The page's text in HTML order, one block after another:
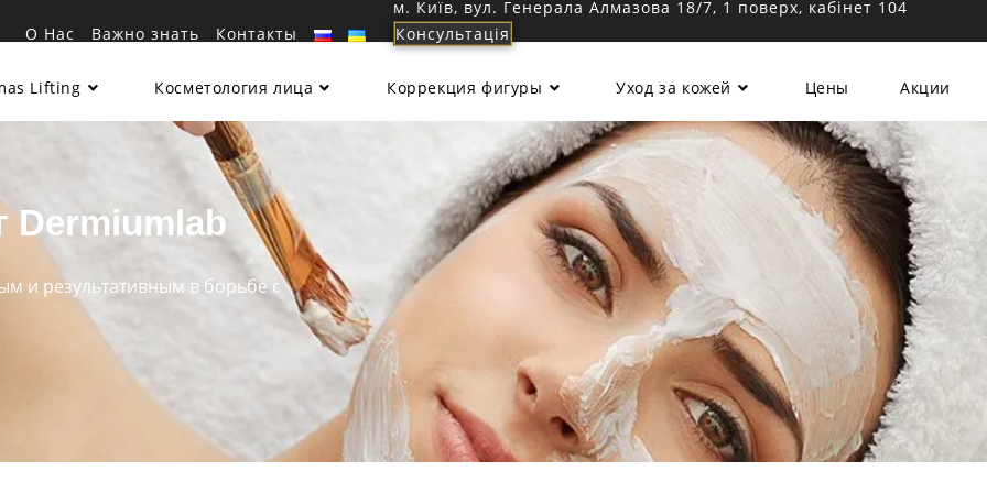
О Нас Важно знать Контакты
м. Київ, вул. Генерала Алмазова 18/7, 1 поверх, кабінет 104
Консультація
Lifting Косметология лица Коррекция фигуры Уход за кожей Цены Акции
Dermiumlab
и результативным в борьбе с